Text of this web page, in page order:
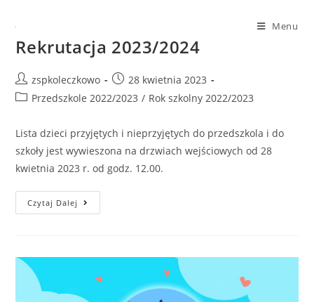
Menu
Rekrutacja 2023/2024
zspkoleczkowo
28 kwietnia 2023
Przedszkole 2022/2023 / Rok szkolny 2022/2023
Lista dzieci przyjętych i nieprzyjętych do przedszkola i do
szkoły jest wywieszona na drzwiach wejściowych od 28
kwietnia 2023 r. od godz. 12.00.
Czytaj Dalej